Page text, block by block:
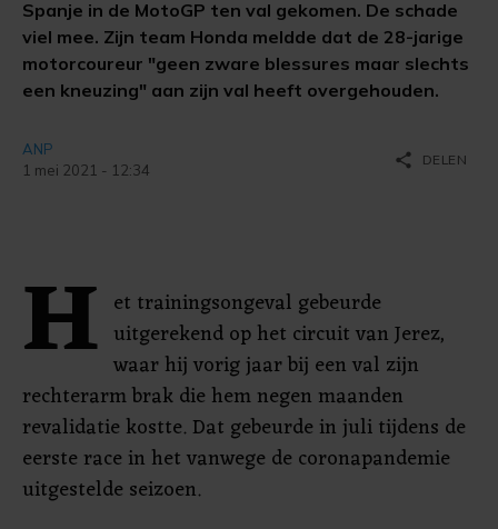
Spanje in de MotoGP ten val gekomen. De schade
viel mee. Zijn team Honda meldde dat de 28-jarige
motorcoureur "geen zware blessures maar slechts
een kneuzing" aan zijn val heeft overgehouden.
ANP
1 mei 2021 - 12:34
share DELEN
H et trainingsongeval gebeurde
uitgerekend op het circuit van Jerez,
waar hij vorig jaar bij een val zijn
rechterarm brak die hem negen maanden
revalidatie kostte. Dat gebeurde in juli tijdens de
eerste race in het vanwege de coronapandemie
uitgestelde seizoen.